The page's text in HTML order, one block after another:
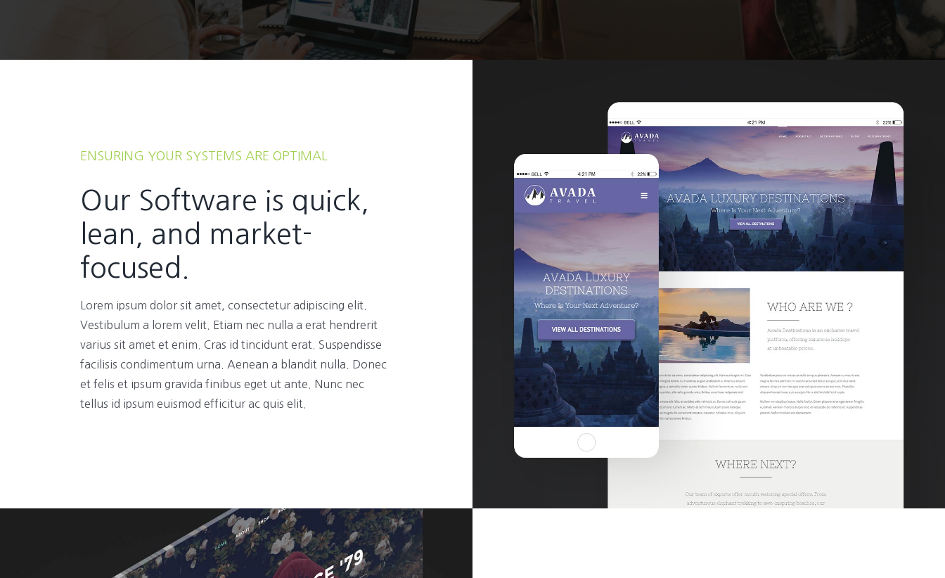
ENSURING YOUR SYSTEMS ARE OPTIMAL
Our Software is quick,
lean, and market-
focused.
Lorem ipsum dolor sit amet, consectetur adipiscing elit.
Vestibulum a lorem velit. Etiam nec nulla a erat hendrerit
varius sit amet et enim. Cras id tincidunt erat. Suspendisse
facilisis condimentum urna. Aenean a blandit nulla. Donec
et felis et ipsum gravida finibus eget ut ante. Nunc nec
tellus id ipsum euismod efficitur ac quis elit.